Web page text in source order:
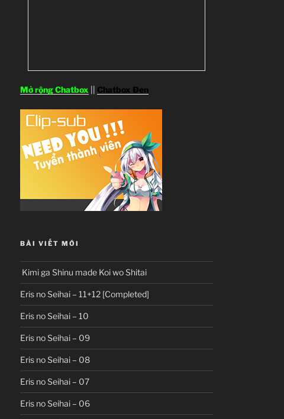
Mở rộng Chatbox Chatbox Đen
BÀI VIẾT MỚI
Kimi ga Shinu made Koi wo Shitai
Eris no Seihai – 11+12 [Completed]
Eris no Seihai – 10
Eris no Seihai – 09
Eris no Seihai – 08
Eris no Seihai – 07
Eris no Seihai – 06